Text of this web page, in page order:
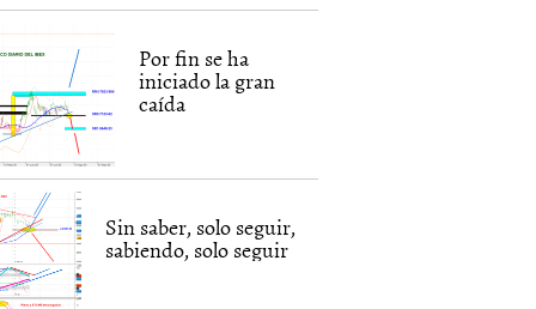
Por fin se ha
iniciado la gran
caída
Sin saber, solo seguir,
sabiendo, solo seguir